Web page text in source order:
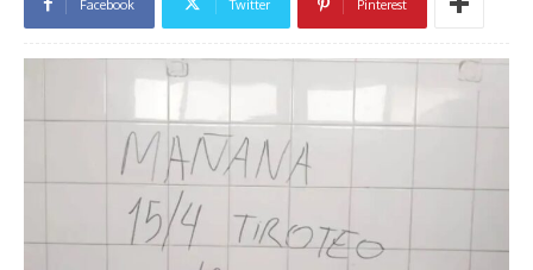
Facebook Twitter Pinterest